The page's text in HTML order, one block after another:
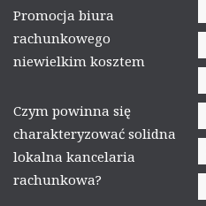
Promocja biura
rachunkowego
niewielkim kosztem
Czym powinna się
charakteryzować solidna
lokalna kancelaria
rachunkowa?